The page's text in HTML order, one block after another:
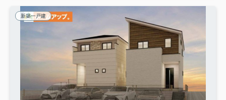
新築一戸建